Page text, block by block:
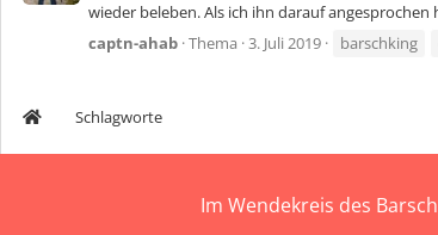
wieder beleben. Als ich ihn darauf
captn-ahab Thema 3. Juli 2019 barschking
Schlagworte
Im Wendekreis des